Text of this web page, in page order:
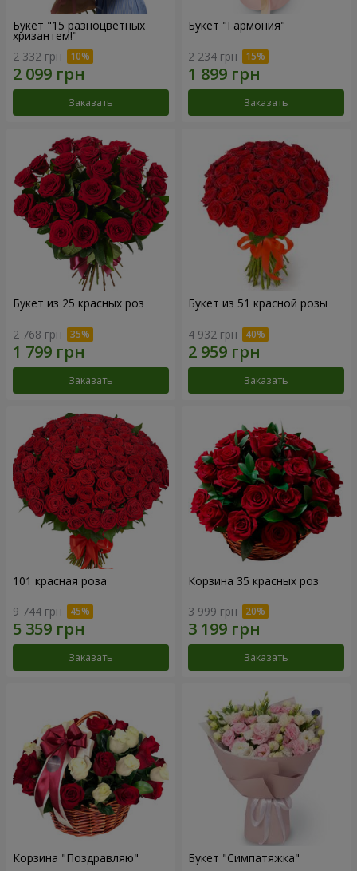
Букет "15 разноцветных
хризантем!"
2 332 грн
Заказать
Букет "Гармония"
2 234 грн
Заказать
Букет из 25 красных роз
2 768 грн
Заказать
Букет из 51 красной розы
4 932 грн
Заказать
101 красная роза
9 744 грн
Заказать
Корзина 35 красных роз
3 999 грн
Заказать
Корзина "Поздравляю" Букет "Симпатяжка"